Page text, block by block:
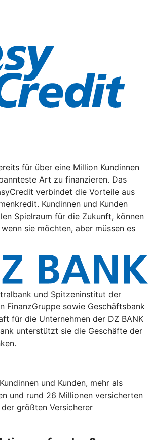
für über eine Million Kundinnen
Art zu finanzieren. Das
verbindet die Vorteile aus
Kundinnen und Kunden
Spielraum für die Zukunft, können
sie möchten, aber müssen es
und Spitzeninstitut der
FinanzGruppe sowie Geschäftsbank
für die Unternehmen der DZ BANK
unterstützt sie die Geschäfte der
und Kunden, mehr als
und rund 26 Millionen versicherten
größten Versicherer